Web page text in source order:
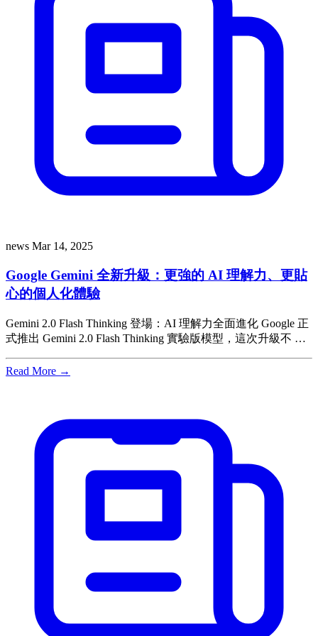
news Mar 14, 2025
Google Gemini 全新升級：更強的 AI 理解力、更貼
心的個人化體驗
Gemini 2.0 Flash Thinking 登場：AI 理解力全面進化 Google 正
式推出 Gemini 2.0 Flash Thinking 實驗版模型，這次升級不 …
Read More →